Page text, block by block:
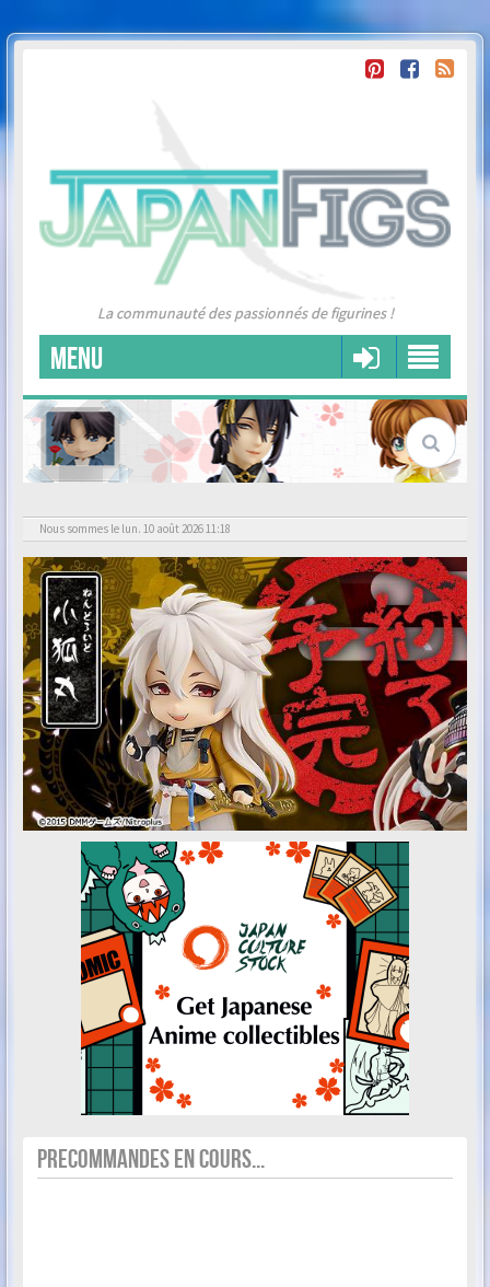
La communauté des passionnés de figurines !
MENU
Nous sommes le lun. 10 août 2026 11:18
PRECOMMANDES EN COURS...